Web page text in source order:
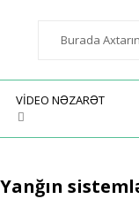
VIDEO NƏZARƏT
Yanğın